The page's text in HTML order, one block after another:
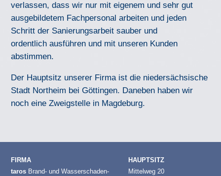
verlassen, dass wir nur mit eigenem und sehr gut
ausgebildetem Fachpersonal arbeiten und jeden
Schritt der Sanierungsarbeit sauber und
ordentlich ausführen und mit unseren Kunden
abstimmen.
Der Hauptsitz unserer Firma ist die niedersächsische
Stadt Northeim bei Göttingen. Daneben haben wir
noch eine Zweigstelle in Magdeburg.
FIRMA
taros Brand- und Wasserschaden-
HAUPTSITZ
Mittelweg 20